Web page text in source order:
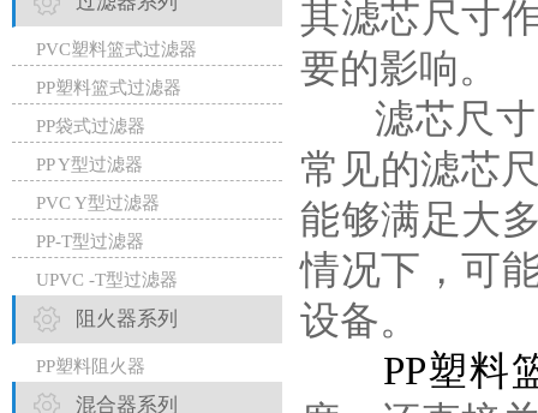
PVC塑料篮式过滤器
PP塑料篮式过滤器
PP袋式过滤器
PP Y型过滤器
PVC Y型过滤器
PP-T型过滤器
UPVC -T型过滤器
阻火器系列
PP塑料阻火器
混合器系列
其滤芯尺寸
要的影响。
滤芯尺寸
常见的滤芯
能够满足大
情况下，可
设备。
PP塑料